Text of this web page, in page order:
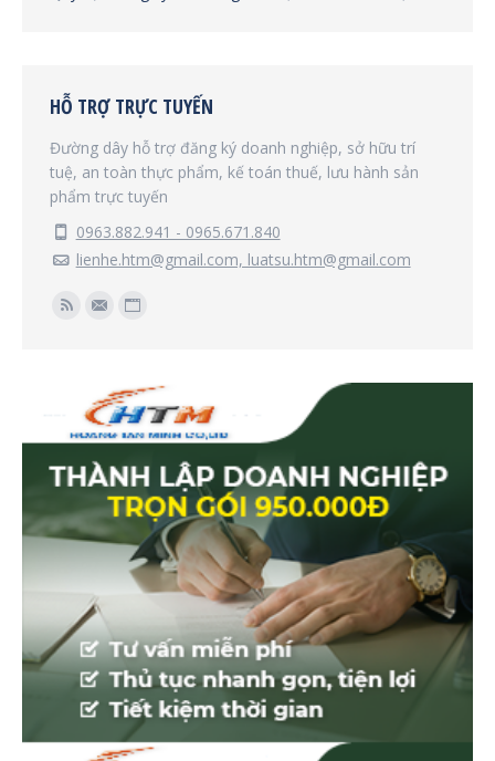
HỖ TRỢ TRỰC TUYẾN
Đường dây hỗ trợ đăng ký doanh nghiệp, sở hữu trí
tuệ, an toàn thực phẩm, kế toán thuế, lưu hành sản
phẩm trực tuyến
0963.882.941 - 0965.671.840
lienhe.htm@gmail.com, luatsu.htm@gmail.com
Find us on:
MailWebsite